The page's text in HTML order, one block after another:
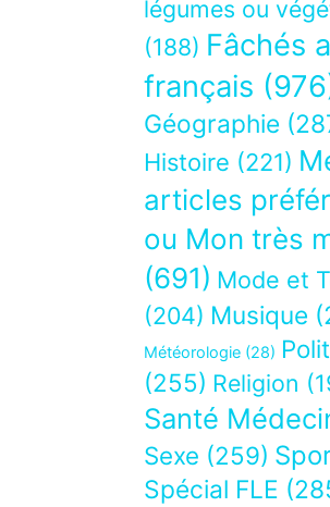
légumes ou
(188) Fâchés
français
Géographie
Histoire (221)
articles
ou Mon très
(691) Mode et
(204) Musique
Météorologie (28)
(255) Religion
Santé
Sexe (259)
Spécial FLE